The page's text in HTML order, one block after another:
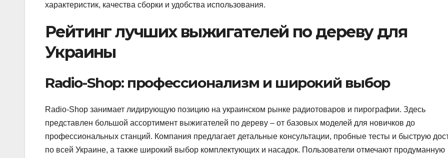
характеристик, качества сборки и удобства использования.
Рейтинг лучших выжигателей по дереву для
Украины
Radio-Shop: профессионализм и широкий выбор
Radio-Shop занимает лидирующую позицию на украинском рынке радиотоваров и пирографии. Здесь
представлен большой ассортимент выжигателей по дереву – от базовых моделей для новичков до
профессиональных станций. Компания предлагает детальные консультации, пробные тесты и быструю
по всей Украине, а также широкий выбор комплектующих и насадок. Пользователи отмечают продуманную